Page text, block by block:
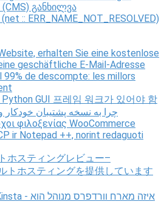
(CMS) განხილვა
erhalten Sie eine kostenlose
geschäftliche E-Mail-Adresse
99% de descompte: les millors
GUI 프레임 워크가 있어야 함
چرا به نسخه پشتیبان خودکار
φιλοξενίας WooCommerce
ir Notepad ++, norint redaguoti
ホスティングレビュー–
トホスティングを提供しています